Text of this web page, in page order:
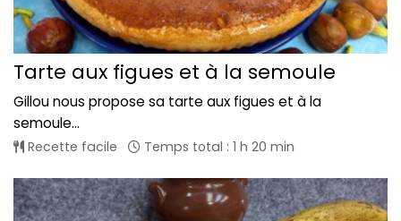
Tarte aux figues et à la semoule
Gillou nous propose sa tarte aux figues et à la
semoule...
Recette facile Temps total : 1 h 20 min